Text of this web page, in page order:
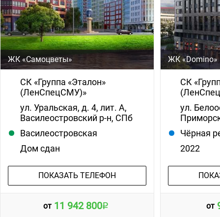
ЖК «Самоцветы»
СК «Группа «Эталон»
(ЛенСпецСМУ)»
ул. Уральская, д. 4, лит. А,
Василеостровский р-н, СПб
Василеостровская
Дом сдан
ПОКАЗАТЬ ТЕЛЕФОН
от 11 942 800
ЖК
СК
ул.
Чёрная
2022
от